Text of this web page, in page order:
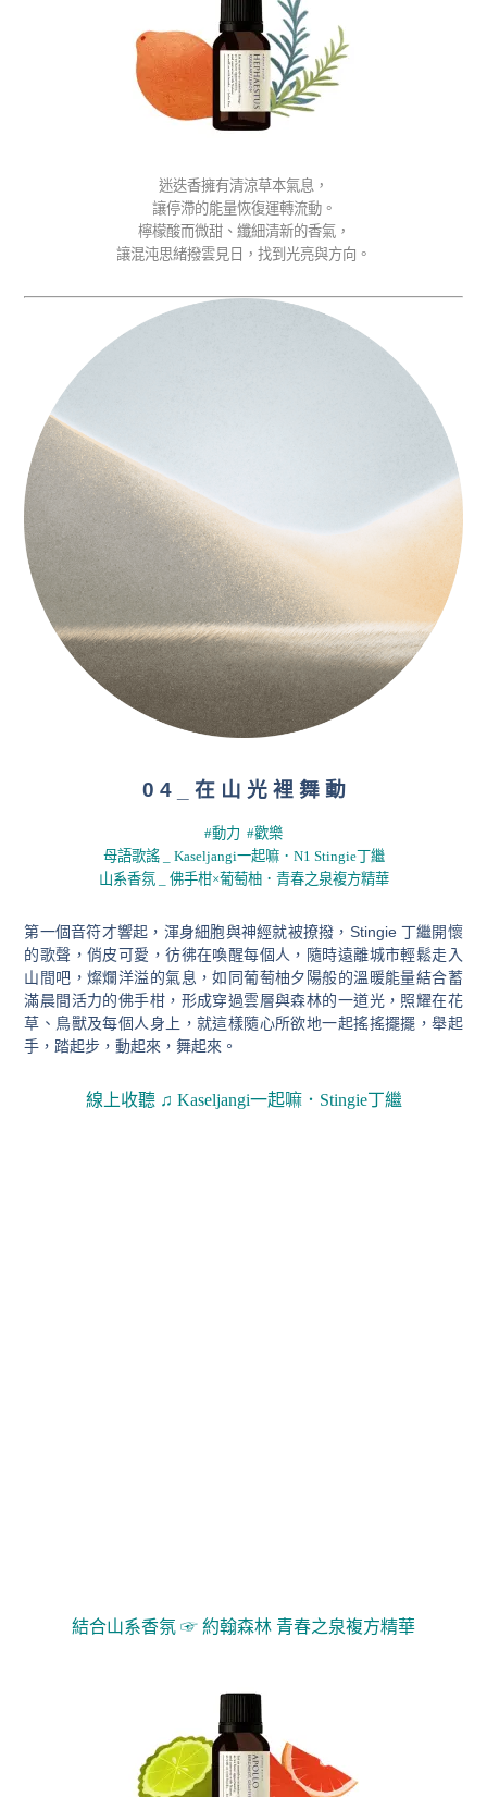
迷迭香擁有清涼草本氣息，
讓停滯的能量恢復運轉流動。
檸檬酸而微甜、纖細清新的香氣，
讓混沌思緒撥雲見日，找到光亮與方向。
0 4 _ 在 山 光 裡 舞 動
#動力 #歡樂
母語歌謠 _ Kaseljangi一起嘛．N1 Stingie丁繼
山系香氛 _ 佛手柑×葡萄柚．青春之泉複方精華
第一個音符才響起，渾身細胞與神經就被撩撥，Stingie 丁繼開懷
的歌聲，俏皮可愛，彷彿在喚醒每個人，隨時遠離城市輕鬆走入
山間吧 ，燦爛洋溢的氣息，如同葡萄柚夕陽般的溫暖能量結合蓄
滿晨間活力的佛手柑，形成穿過雲層與森林的一道光，照耀在花
草、鳥獸及每個人身上，就這樣隨心所欲地一起搖搖擺擺，舉起
手，踏起步，動起來，舞起來。
線上收聽 ♫ Kaseljangi一起嘛．Stingie丁繼
結合山系香氛 ☞ 約翰森林 青春之泉複方精華